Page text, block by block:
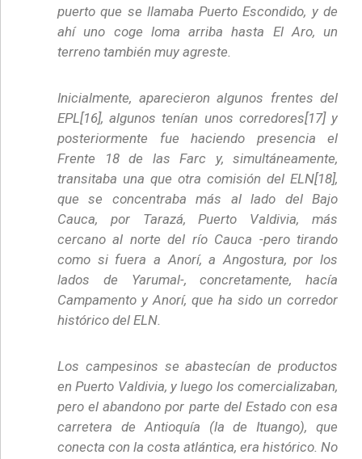
puerto que se llamaba Puerto Escondido, y de
ahí uno coge loma arriba hasta El Aro, un
terreno también muy agreste.
Inicialmente, aparecieron algunos frentes del
EPL[16], algunos tenían unos corredores[17] y
posteriormente fue haciendo presencia el
Frente 18 de las Farc y, simultáneamente,
transitaba una que otra comisión del ELN[18],
que se concentraba más al lado del Bajo
Cauca, por Tarazá, Puerto Valdivia, más
cercano al norte del río Cauca -pero tirando
como si fuera a Anorí, a Angostura, por los
lados de Yarumal-, concretamente, hacía
Campamento y Anorí, que ha sido un corredor
histórico del ELN.
Los campesinos se abastecían de productos
en Puerto Valdivia, y luego los comercializaban,
pero el abandono por parte del Estado con esa
carretera de Antioquía (la de Ituango), que
conecta con la costa atlántica, era histórico. No